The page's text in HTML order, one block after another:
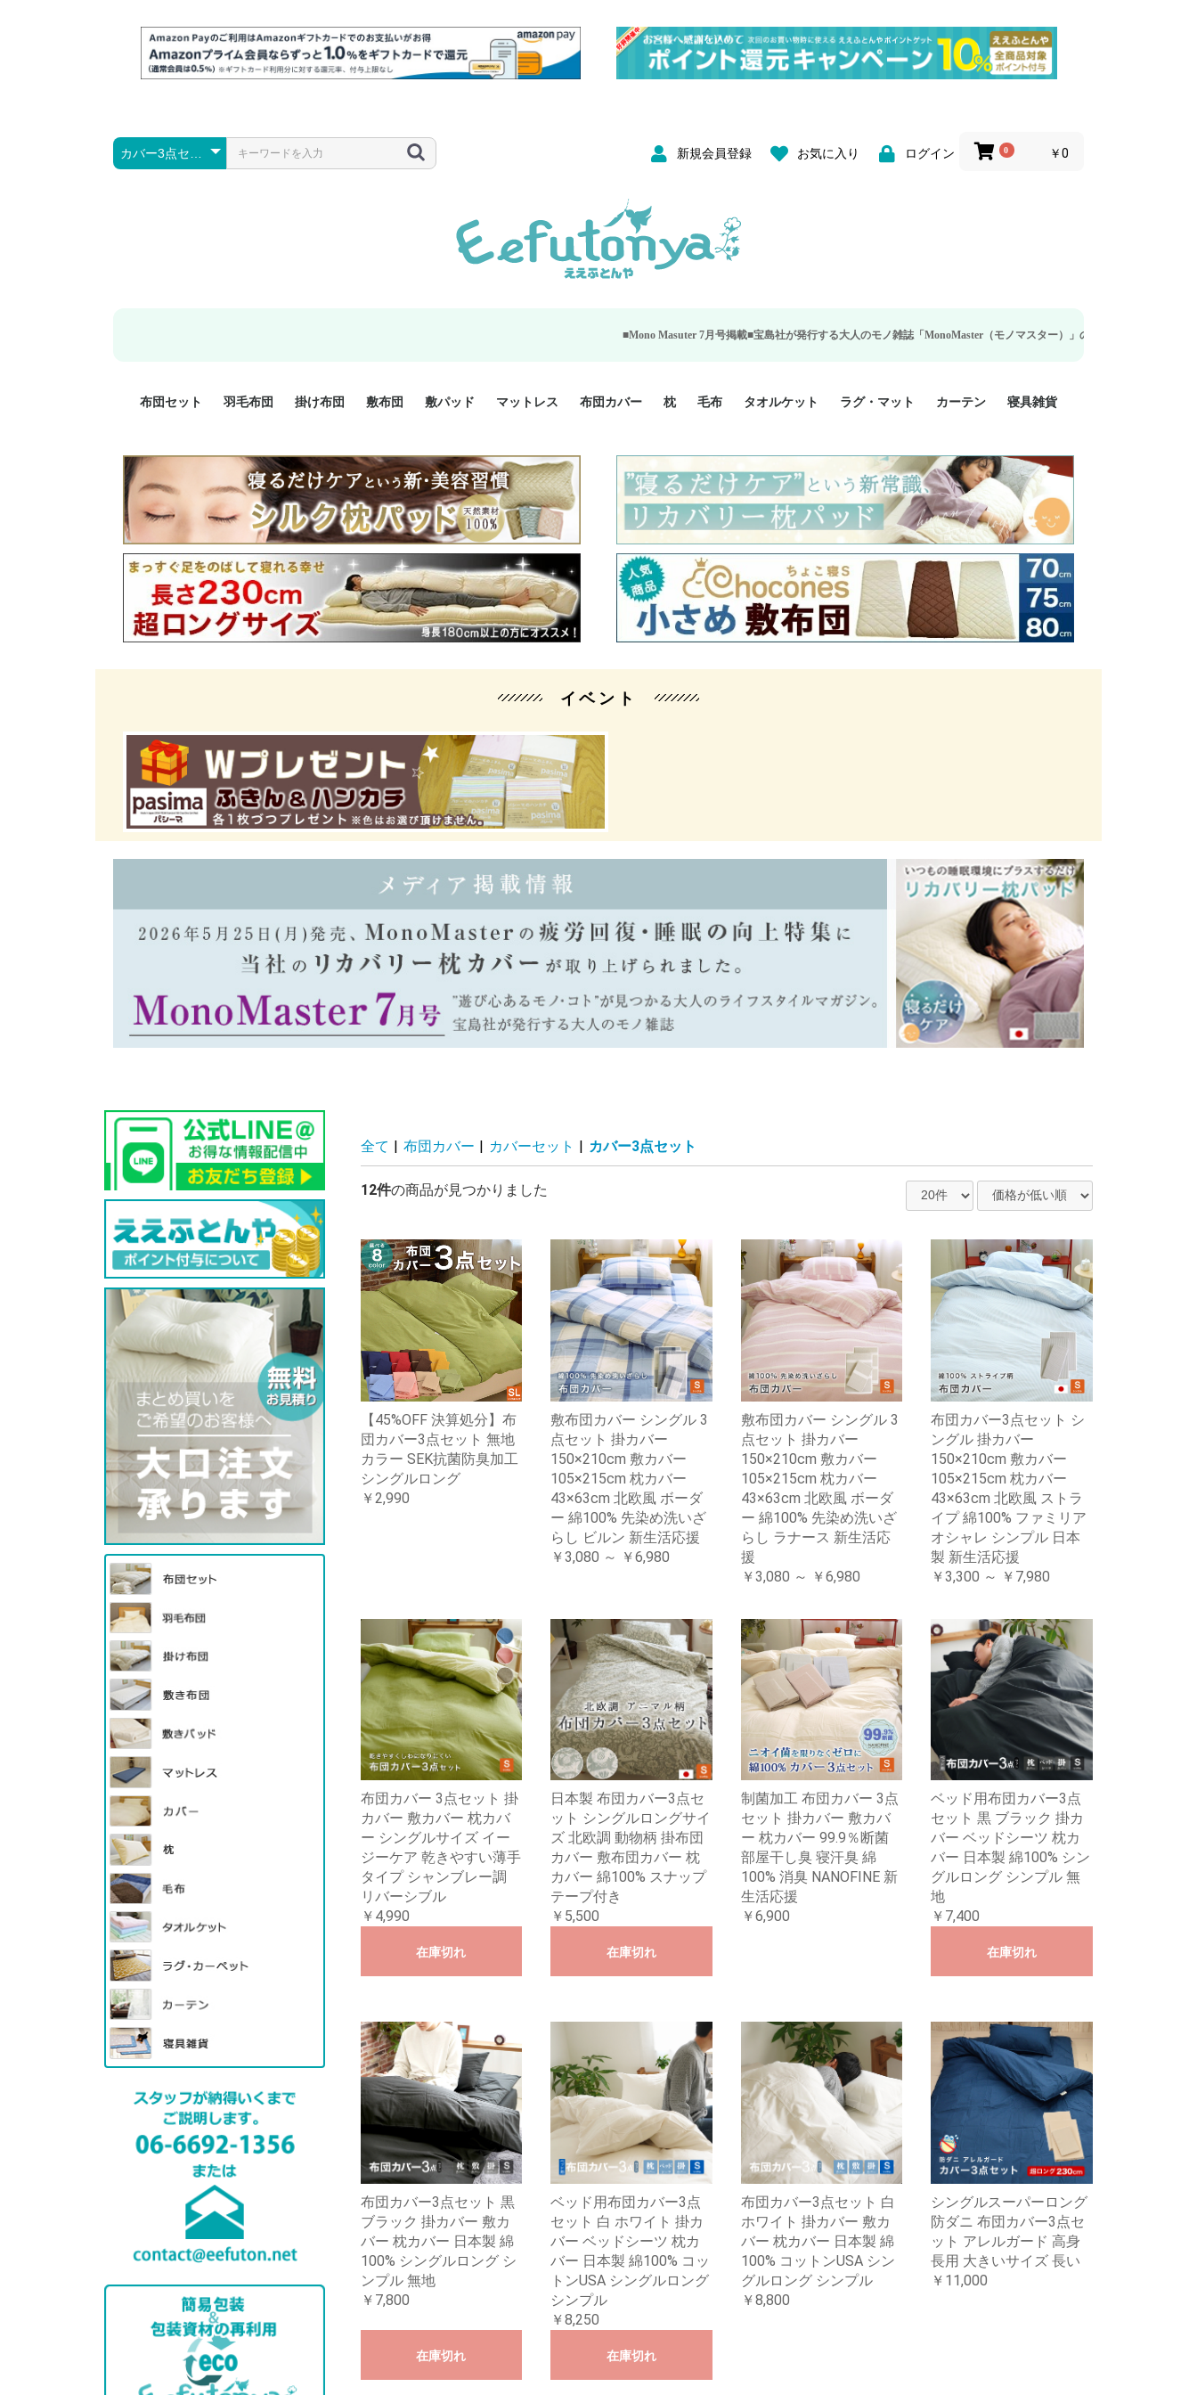
新規会員登録 お気に入り ログイン 0 ￥0
■Mono Masuter 7月号掲載■宝島社が発行する大人のモノ雑誌「MonoMaster（モノマスター）」の疲労回復・睡眠の向上特集に当社のリカ
布団セット
羽毛布団セット 2点セット
3点セット
4点セット
5点セット
6点セット
エクセルゴールド
ロイヤルゴールド
マザーダックダウン
小さい布団セット
大きい布団セット
掛け布団セット 2点セット
3点セット
4点セット
6点セット
敷布団セット 2点セット
3点セット
羽毛布団
プレミアムゴールド
ロイヤルゴールド
エクセルゴールド
ニューゴールド
マザーダックダウン
マザーグースダウン
スーパーロングサイズ
洗える羽毛布団
肌掛け布団
掛け布団
防ダニ掛け布団
洗える掛け布団
小さい掛け布団
大きい掛け布団
肌掛け布団
敷布団
防ダニ敷布団
小さい敷布団 70cm幅 ミニシングル
75cm幅 ショートセミシ
ングル
80cm幅 セミシングル
大きい敷布団
機能性敷布団
敷パッド
シングルサイズ敷パッド
小さい敷パッド
大きい敷パッド
シルク敷パッド
枕パッド
シルク枕パッド
除湿シート
接触冷感パッド
暖かパッド
ガーゼケット
オーガニックコットン
ベッドパッド
パッドセット
マットレス 布団カバー
掛け布団カバー ジュニア 掛け布団カバー
シングル 掛け布団カバー
シングルロング 掛け布団
カバー
セミダブル 掛け布団カバ
ー
ダブル 掛け布団カバー
ダブルロング 掛け布団カ
バー
クィーン 掛け布団カバー
暖か 掛け布団カバー
敷布団カバー ジュニア 敷布団カバー
セミシングル 敷布団カバ
ー
シングル 敷布団カバー
シングルロング 敷布団カ
バー
ダブル 敷布団カバー
枕カバー 35x50cm 枕カバー
43x63cm 枕カバー
50x70cm 枕カバー
シルク 枕カバー
BOXシーツ シングル BOXシーツ
シングルロング BOXシー
ツ
セミダブル BOXシーツ
ダブル BOXシーツ
スーパーロング BOXシー
ツ
防ダニカバー
クッションカバー
オーガニックコットン
カバーセット カバー2点セット
カバー3点セット
枕
小さめ 35×50cm
やや小さめ 35×55cm
普通 43×63cm
大きめ 50×70cm
パイプ枕
高反発枕
低反発枕
機能性枕・その他枕
毛布 タオルケット
ハーフサイズ
シングルサイズ
セミダブルサイズ
ダブルサイズ
接触冷感
天然素材 綿100%
ラグ・マット カーテン
既成カーテンのサイズ
遮光カーテン
レース・シアーカーテン
Disney ディズニーカーテ
ン
MOOMIN ムーミンカーテ
ン
PEANUTS ピーナツカー
テン (SNOOPY スヌーピ
ー)
寝具雑貨
美容・化粧品
シルク寝具・雑貨
HURONテクノロジー リ
カバリー寝具
ソファカバー
ひざ掛け
パジャマ
クッション
玄関・フロアーマット
ペット用ベッド
インテリア
その他寝具雑貨
イベント
全て | 布団カバー | カバーセット | カバー3点セット
12件の商品が見つかりました
【45%OFF 決算処分】布
団カバー3点セット 無地
カラー SEK抗菌防臭加工
シングルロング
￥2,990
敷布団カバー シングル 3
点セット 掛カバー
150×210cm 敷カバー
105×215cm 枕カバー
43×63cm 北欧風 ボーダ
ー 綿100% 先染め洗いざ
らし ビルン 新生活応援
￥3,080 ～ ￥6,980
敷布団カバー シングル 3
点セット 掛カバー
150×210cm 敷カバー
105×215cm 枕カバー
43×63cm 北欧風 ボーダ
ー 綿100% 先染め洗いざ
らし ラナース 新生活応
援
￥3,080 ～ ￥6,980
布団カバー3点セット シ
ングル 掛カバー
150×210cm 敷カバー
105×215cm 枕カバー
43×63cm 北欧風 ストラ
イプ 綿100% ファミリア
オシャレ シンプル 日本
製 新生活応援
￥3,300 ～ ￥7,980
布団カバー 3点セット 掛
カバー 敷カバー 枕カバ
ー シングルサイズ イー
ジーケア 乾きやすい薄手
タイプ シャンブレー調
リバーシブル
￥4,990
在庫切れ
日本製 布団カバー3点セ
ット シングルロングサイ
ズ 北欧調 動物柄 掛布団
カバー 敷布団カバー 枕
カバー 綿100% スナップ
テープ付き
￥5,500
在庫切れ
制菌加工 布団カバー 3点
セット 掛カバー 敷カバ
ー 枕カバー 99.9％断菌
部屋干し臭 寝汗臭 綿
100% 消臭 NANOFINE 新
生活応援
￥6,900
ベッド用布団カバー3点
セット 黒 ブラック 掛カ
バー ベッドシーツ 枕カ
バー 日本製 綿100% シン
グルロング シンプル 無
地
￥7,400
在庫切れ
布団カバー3点セット 黒
ブラック 掛カバー 敷カ
バー 枕カバー 日本製 綿
100% シングルロング シ
ンプル 無地
￥7,800
在庫切れ
ベッド用布団カバー3点
セット 白 ホワイト 掛カ
バー ベッドシーツ 枕カ
バー 日本製 綿100% コッ
トンUSA シングルロング
シンプル
￥8,250
在庫切れ
布団カバー3点セット 白
ホワイト 掛カバー 敷カ
バー 枕カバー 日本製 綿
100% コットンUSA シン
グルロング シンプル
￥8,800
シングルスーパーロング
防ダニ 布団カバー3点セ
ット アレルガード 高身
長用 大きいサイズ 長い
￥11,000